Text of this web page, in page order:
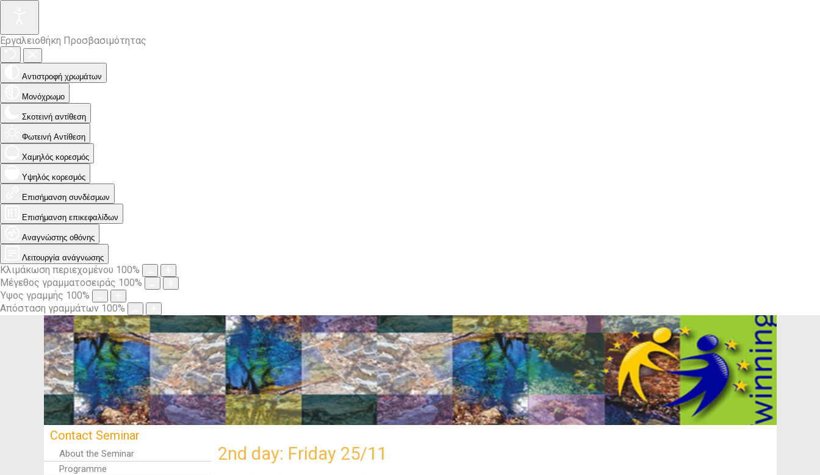
Εργαλειοθήκη Προσβασιμότητας
Αντιστροφή χρωμάτων
Μονόχρωμο
Σκοτεινή αντίθεση
Φωτεινή Αντίθεση
Χαμηλός κορεσμός
Υψηλός κορεσμός
Επισήμανση συνδέσμων
Επισήμανση επικεφαλίδων
Αναγνώστης οθόνης
Λειτουργία ανάγνωσης
Κλιμάκωση περιεχομένου 100%
Μέγεθος γραμματοσειράς 100%
Ύψος γραμμής 100%
Απόσταση γραμμάτων 100%
Contact Seminar
About the Seminar
Programme
2nd day: Friday 25/11